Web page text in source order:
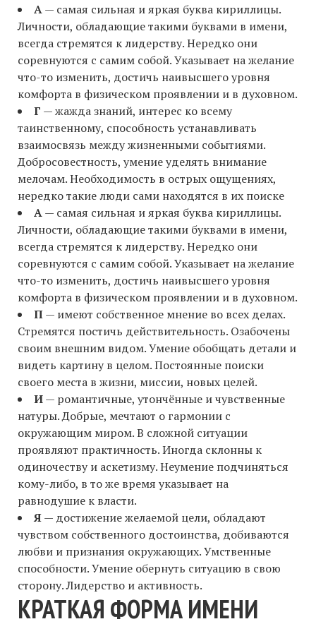
А— самая сильная и яркая буква кириллицы.
Личности, обладающие такими буквами в имени,
всегда стремятся к лидерству. Нередко они
соревнуются с самим собой. Указывает на желание
что-то изменить, достичь наивысшего уровня
комфорта в физическом проявлении и в духовном.
Г — жажда знаний, интерес ко всему
таинственному, способность устанавливать
взаимосвязь между жизненными событиями.
Добросовестность, умение уделять внимание
мелочам. Необходимость в острых ощущениях,
нередко такие люди сами находятся в их поиске
А— самая сильная и яркая буква кириллицы.
Личности, обладающие такими буквами в имени,
всегда стремятся к лидерству. Нередко они
соревнуются с самим собой. Указывает на желание
что-то изменить, достичь наивысшего уровня
комфорта в физическом проявлении и в духовном.
П— имеют собственное мнение во всех делах.
Стремятся постичь действительность. Озабочены
своим внешним видом. Умение обобщать детали и
видеть картину в целом. Постоянные поиски
своего места в жизни, миссии, новых целей.
И— романтичные, утончённые и чувственные
натуры. Добрые, мечтают о гармонии с
окружающим миром. В сложной ситуации
проявляют практичность. Иногда склонны к
одиночеству и аскетизму. Неумение подчиняться
кому-либо, в то же время указывает на
равнодушие к власти.
Я— достижение желаемой цели, обладают
чувством собственного достоинства, добиваются
любви и признания окружающих. Умственные
способности. Умение обернуть ситуацию в свою
сторону. Лидерство и активность.
КРАТКАЯ ФОРМА ИМЕНИ